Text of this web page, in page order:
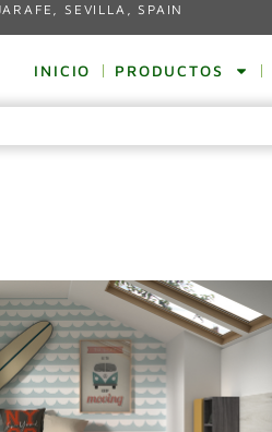
SEVILLA, SPAIN
INICIO PRODUCTOS